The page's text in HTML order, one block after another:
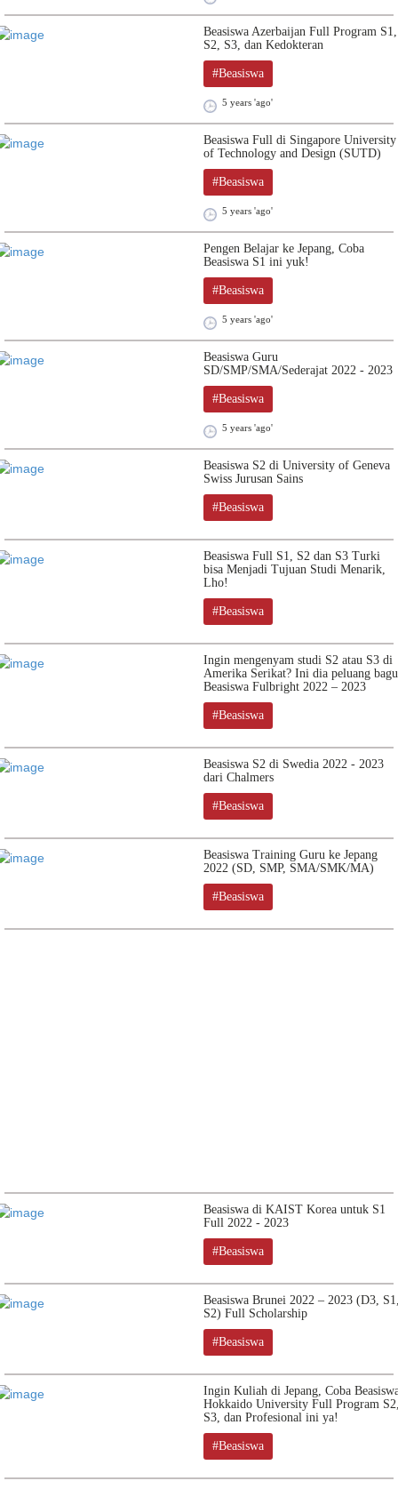
Beasiswa Azerbaijan Full Program S1,
S2, S3, dan Kedokteran
#Beasiswa
5 years 'ago'
Beasiswa Full di Singapore University
of Technology and Design (SUTD)
#Beasiswa
5 years 'ago'
Pengen Belajar ke Jepang, Coba
Beasiswa S1 ini yuk!
#Beasiswa
5 years 'ago'
Beasiswa Guru
SD/SMP/SMA/Sederajat 2022 - 2023
#Beasiswa
5 years 'ago'
Beasiswa S2 di University of Geneva
Swiss Jurusan Sains
#Beasiswa
Beasiswa Full S1, S2 dan S3 Turki
bisa Menjadi Tujuan Studi Menarik,
Lho!
#Beasiswa
Ingin mengenyam studi S2 atau S3 di
Amerika Serikat? Ini dia peluang
Beasiswa Fulbright 2022 – 2023
#Beasiswa
Beasiswa S2 di Swedia 2022 - 2023
dari Chalmers
#Beasiswa
Beasiswa Training Guru ke Jepang
2022 (SD, SMP, SMA/SMK/MA)
#Beasiswa
Beasiswa di KAIST Korea untuk S1
Full 2022 - 2023
#Beasiswa
Beasiswa Brunei 2022 – 2023 (D3,
S2) Full Scholarship
#Beasiswa
Ingin Kuliah di Jepang, Coba
Hokkaido University Full Program
S3, dan Profesional ini ya!
#Beasiswa